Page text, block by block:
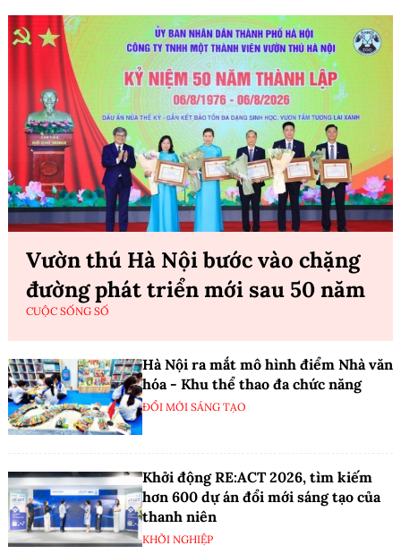
Vườn thú Hà Nội bước vào chặng
đường phát triển mới sau 50 năm
CUỘC SỐNG SỐ
Hà Nội ra mắt mô hình điểm Nhà văn
hóa - Khu thể thao đa chức năng
ĐỔI MỚI SÁNG TẠO
Khởi động RE:ACT 2026, tìm kiếm
hơn 600 dự án đổi mới sáng tạo của
thanh niên
KHỞI NGHIỆP